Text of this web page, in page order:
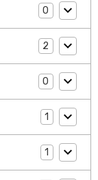
0
2
0
1
1